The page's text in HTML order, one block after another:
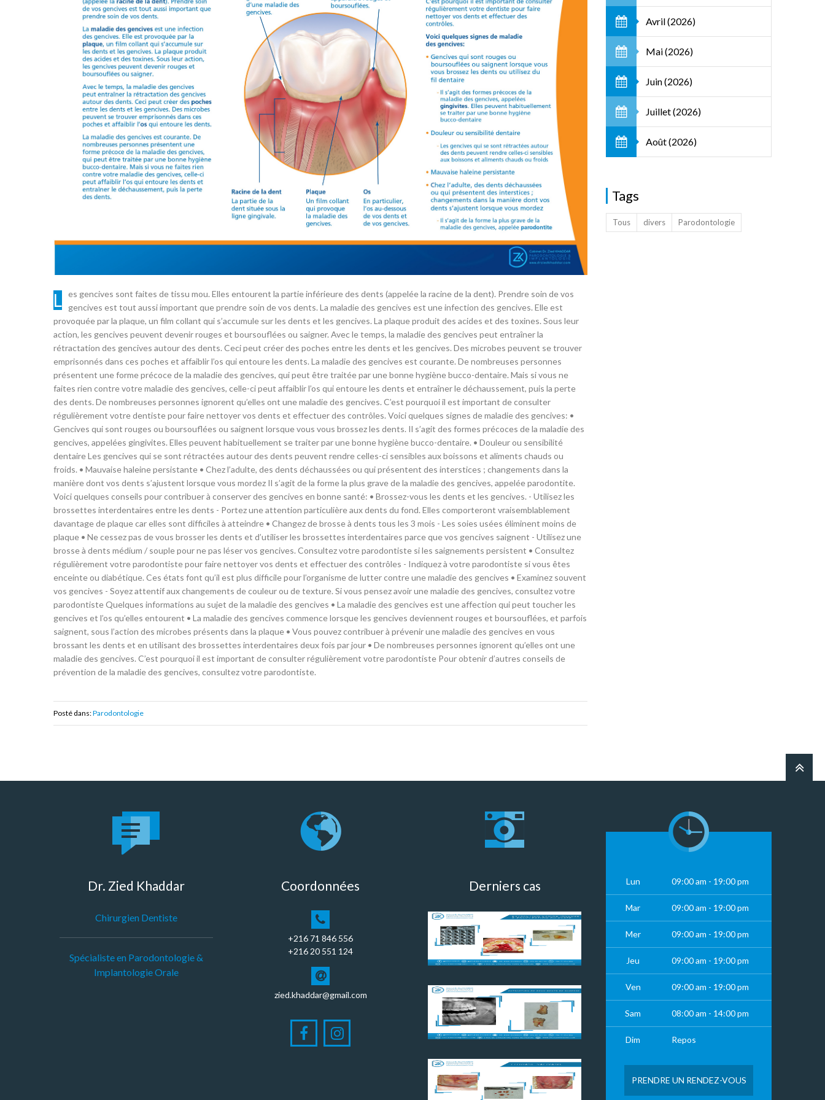
Les gencives sont faites de tissu mou. Elles entourent la partie inférieure des dents (appelée la racine de la dent). Prendre soin de vos
gencives est tout aussi important que prendre soin de vos dents. La maladie des gencives est une infection des gencives. Elle est
provoquée par la plaque, un film collant qui s’accumule sur les dents et les gencives. La plaque produit des acides et des toxines. Sous leur
action, les gencives peuvent devenir rouges et boursouflées ou saigner. Avec le temps, la maladie des gencives peut entraîner la
rétractation des gencives autour des dents. Ceci peut créer des poches entre les dents et les gencives. Des microbes peuvent se trouver
emprisonnés dans ces poches et affaiblir l’os qui entoure les dents. La maladie des gencives est courante. De nombreuses personnes
présentent une forme précoce de la maladie des gencives, qui peut être traitée par une bonne hygiène bucco-dentaire. Mais si vous ne
faites rien contre votre maladie des gencives, celle-ci peut affaiblir l’os qui entoure les dents et entraîner le déchaussement, puis la perte
des dents. De nombreuses personnes ignorent qu’elles ont une maladie des gencives. C’est pourquoi il est important de consulter
régulièrement votre dentiste pour faire nettoyer vos dents et effectuer des contrôles. Voici quelques signes de maladie des gencives: •
Gencives qui sont rouges ou boursouflées ou saignent lorsque vous vous brossez les dents. Il s’agit des formes précoces de la maladie des
gencives, appelées gingivites. Elles peuvent habituellement se traiter par une bonne hygiène bucco-dentaire. • Douleur ou sensibilité
dentaire Les gencives qui se sont rétractées autour des dents peuvent rendre celles-ci sensibles aux boissons et aliments chauds ou
froids. • Mauvaise haleine persistante • Chez l’adulte, des dents déchaussées ou qui présentent des interstices ; changements dans la
manière dont vos dents s’ajustent lorsque vous mordez Il s’agit de la forme la plus grave de la maladie des gencives, appelée parodontite.
Voici quelques conseils pour contribuer à conserver des gencives en bonne santé: • Brossez-vous les dents et les gencives. - Utilisez les
brossettes interdentaires entre les dents - Portez une attention particulière aux dents du fond. Elles comporteront vraisemblablement
davantage de plaque car elles sont difficiles à atteindre • Changez de brosse à dents tous les 3 mois - Les soies usées éliminent moins de
plaque • Ne cessez pas de vous brosser les dents et d’utiliser les brossettes interdentaires parce que vos gencives saignent - Utilisez une
brosse à dents médium / souple pour ne pas léser vos gencives. Consultez votre parodontiste si les saignements persistent • Consultez
régulièrement votre parodontiste pour faire nettoyer vos dents et effectuer des contrôles - Indiquez à votre parodontiste si vous êtes
enceinte ou diabétique. Ces états font qu’il est plus difficile pour l’organisme de lutter contre une maladie des gencives • Examinez souvent
vos gencives - Soyez attentif aux changements de couleur ou de texture. Si vous pensez avoir une maladie des gencives, consultez votre
parodontiste Quelques informations au sujet de la maladie des gencives • La maladie des gencives est une affection qui peut toucher les
gencives et l’os qu’elles entourent • La maladie des gencives commence lorsque les gencives deviennent rouges et boursouflées, et parfois
saignent, sous l’action des microbes présents dans la plaque • Vous pouvez contribuer à prévenir une maladie des gencives en vous
brossant les dents et en utilisant des brossettes interdentaires deux fois par jour • De nombreuses personnes ignorent qu’elles ont une
maladie des gencives. C’est pourquoi il est important de consulter régulièrement votre parodontiste Pour obtenir d’autres conseils de
prévention de la maladie des gencives, consultez votre parodontiste.
Posté dans:Parodontologie
Avril (2026)
Mai (2026)
Juin (2026)
Juillet (2026)
Août (2026)
Tags
Tous divers Parodontologie
Dr. Zied Khaddar
Chirurgien Dentiste
Spécialiste en Parodontologie &
Implantologie Orale
Coordonnées
+216 71 846 556
+216 20 551 124
zied.khaddar@gmail.com
Derniers cas Lun 09:00 am - 19:00 pm
Mar 09:00 am - 19:00 pm
Mer 09:00 am - 19:00 pm
Jeu 09:00 am - 19:00 pm
Ven 09:00 am - 19:00 pm
Sam 08:00 am - 14:00 pm
Dim Repos
PRENDRE UN RENDEZ-VOUS